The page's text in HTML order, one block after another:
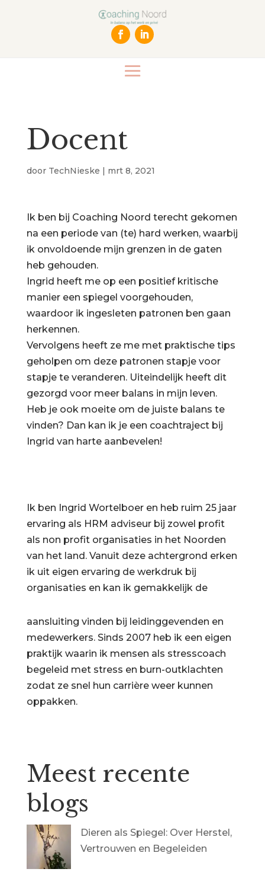
Docent
door TechNieske | mrt 8, 2021
Ik ben bij Coaching Noord terecht gekomen
na een periode van (te) hard werken, waarbij
ik onvoldoende mijn grenzen in de gaten
heb gehouden.
Ingrid heeft me op een positief kritische
manier een spiegel voorgehouden,
waardoor ik ingesleten patronen ben gaan
herkennen.
Vervolgens heeft ze me met praktische tips
geholpen om deze patronen stapje voor
stapje te veranderen. Uiteindelijk heeft dit
gezorgd voor meer balans in mijn leven.
Heb je ook moeite om de juiste balans te
vinden? Dan kan ik je een coachtraject bij
Ingrid van harte aanbevelen!
Ik ben Ingrid Wortelboer en heb ruim 25 jaar
ervaring als HRM adviseur bij zowel profit
als non profit organisaties in het Noorden
van het land. Vanuit deze achtergrond erken
ik uit eigen ervaring de werkdruk bij
organisaties en kan ik gemakkelijk de
aansluiting vinden bij leidinggevenden en
medewerkers. Sinds 2007 heb ik een eigen
praktijk waarin ik mensen als stresscoach
begeleid met stress en burn-outklachten
zodat ze snel hun carrière weer kunnen
oppakken.
Meest recente
blogs
Dieren als Spiegel: Over Herstel,
Vertrouwen en Begeleiden